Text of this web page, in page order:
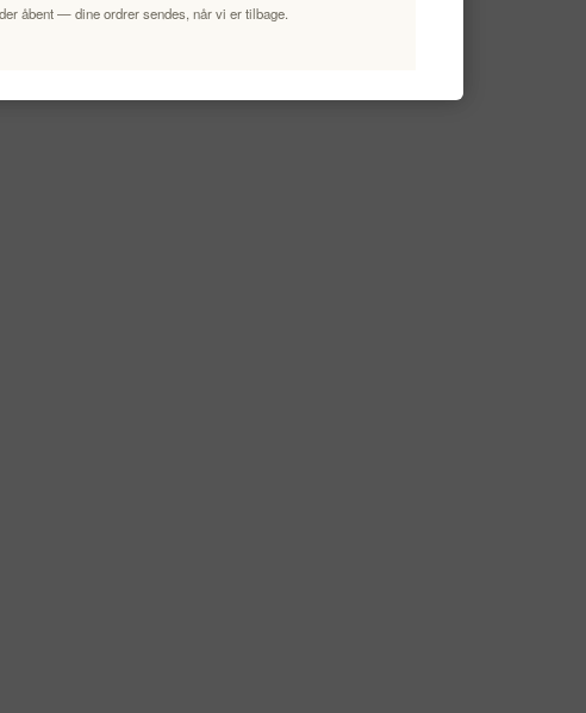
åbent — dine ordrer sendes, når vi er tilbage.